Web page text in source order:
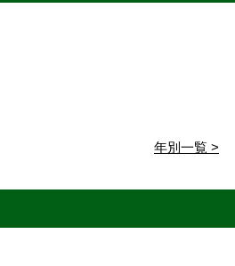
年別一覧 >